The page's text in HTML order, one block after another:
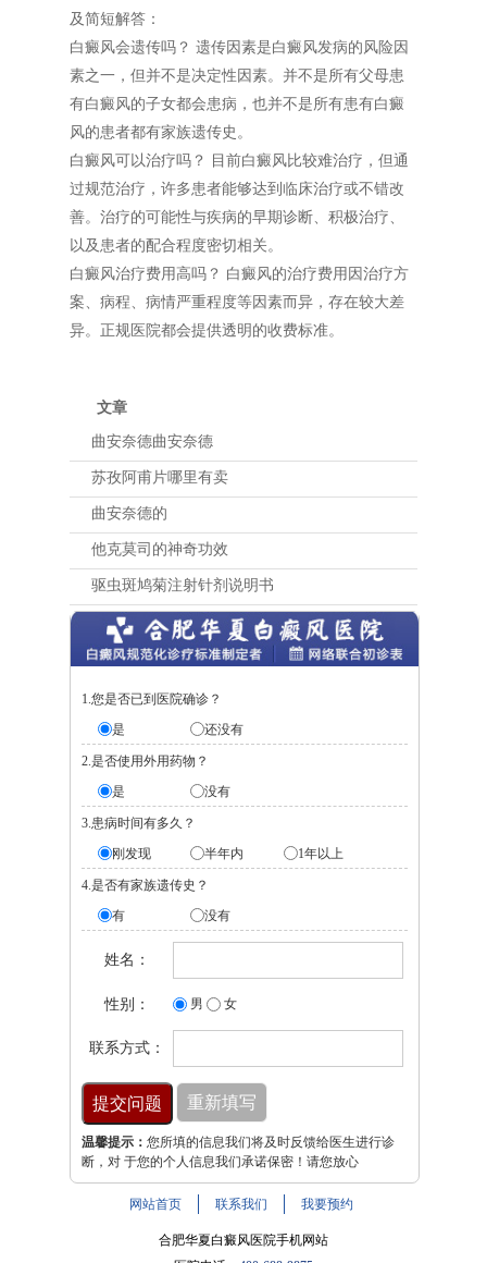
及简短解答：
白癜风会遗传吗？ 遗传因素是白癜风发病的风险因
素之一，但并不是决定性因素。并不是所有父母患
有白癜风的子女都会患病，也并不是所有患有白癜
风的患者都有家族遗传史。
白癜风可以治疗吗？ 目前白癜风比较难治疗，但通
过规范治疗，许多患者能够达到临床治疗或不错改
善。治疗的可能性与疾病的早期诊断、积极治疗、
以及患者的配合程度密切相关。
白癜风治疗费用高吗？ 白癜风的治疗费用因治疗方
案、病程、病情严重程度等因素而异，存在较大差
异。正规医院都会提供透明的收费标准。
文章
曲安奈德曲安奈德
苏孜阿甫片哪里有卖
曲安奈德的
他克莫司的神奇功效
驱虫斑鸠菊注射针剂说明书
1.您是否已到医院确诊？
是
还没有
2.是否使用外用药物？
是
没有
3.患病时间有多久？
刚发现
半年内 1年以上
4.是否有家族遗传史？
有
没有
姓名：
性别： 男 女
联系方式：
温馨提示： 您所填的信息我们将及时反馈给医生进行诊
断，对 于您的个人信息我们承诺保密！请您放心
网站首页 联系我们 我要预约
合肥华夏白癜风医院手机网站